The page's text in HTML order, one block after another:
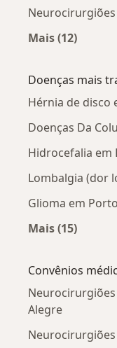
Mais (12)
Doenças mais
Hérnia de disco
Doenças Da
Hidrocefalia em
Lombalgia (dor
Glioma em
Mais (15)
Convênios
Alegre